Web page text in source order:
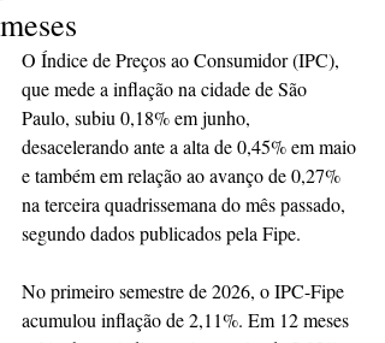
meses
O Índice de Preços ao Consumidor (IPC),
que mede a inflação na cidade de São
Paulo, subiu 0,18% em junho,
desacelerando ante a alta de 0,45% em maio
e também em relação ao avanço de 0,27%
na terceira quadrissemana do mês passado,
segundo dados publicados pela Fipe.
No primeiro semestre de 2026, o IPC-Fipe
acumulou inflação de 2,11%. Em 12 meses